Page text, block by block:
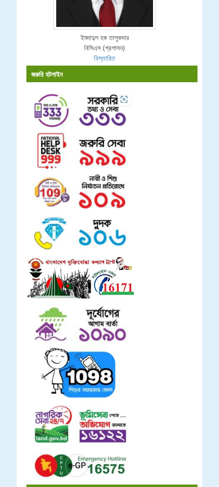
ইমদাদুল হক তালুকদার
বিসিএস (প্রশাসন)
বিস্তারিত
জরুরি হটলাইন